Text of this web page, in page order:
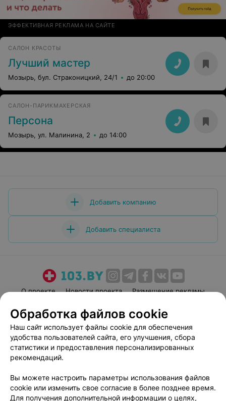
ЭФФЕКТИВНАЯ РЕКЛАМА НА САЙТЕ
САЛОН КРАСОТЫ
Лучший мастер
Мозырь, бул. Страконицкий, 24/1 до 20:00
САЛОН-ПАРИКМАХЕРСКАЯ
Персона
Мозырь, ул. Малинина, 2 до 14:00
Добавить компанию
Добавить специалиста
О проекте Новости проекта
Размещение рекламы
Пользовательское соглашение
Способы оплаты
Вакансии
Партнеры
Написать руководителю 103.by
Персональные настройки cookie
Обработка персональных данных
Обработка файлов cookie
Наш сайт использует файлы cookie для обеспечения
удобства пользователей сайта, его улучшения, сбора
статистики и предоставления персонализированных
рекомендаций.
Вы можете настроить параметры использования файлов
cookie или изменить свое согласие в более позднее время.
Для получения дополнительной информации о целях,